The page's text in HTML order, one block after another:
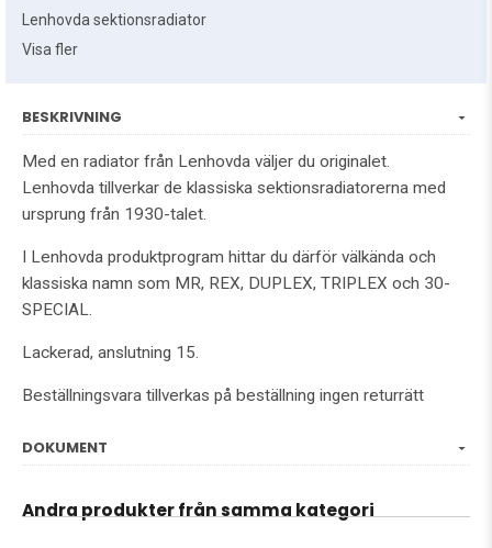
Lenhovda sektionsradiator
Visa fler
BESKRIVNING
Med en radiator från Lenhovda väljer du originalet.
Lenhovda tillverkar de klassiska sektionsradiatorerna med
ursprung från 1930-talet.
I Lenhovda produktprogram hittar du därför välkända och
klassiska namn som MR, REX, DUPLEX, TRIPLEX och 30-
SPECIAL.
Lackerad, anslutning 15.
Beställningsvara tillverkas på beställning ingen returrätt
DOKUMENT
Andra produkter från samma kategori